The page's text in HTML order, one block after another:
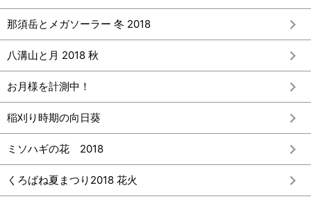
那須岳とメガソーラー 冬 2018
八溝山と月 2018 秋
お月様を計測中！
稲刈り時期の向日葵
ミソハギの花 2018
くろばね夏まつり2018 花火